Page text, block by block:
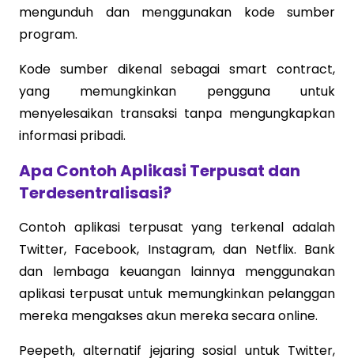
mengunduh dan menggunakan kode sumber
program.
Kode sumber dikenal sebagai smart contract,
yang memungkinkan pengguna untuk
menyelesaikan transaksi tanpa mengungkapkan
informasi pribadi.
Apa Contoh Aplikasi Terpusat dan
Terdesentralisasi?
Contoh aplikasi terpusat yang terkenal adalah
Twitter, Facebook, Instagram, dan Netflix. Bank
dan lembaga keuangan lainnya menggunakan
aplikasi terpusat untuk memungkinkan pelanggan
mereka mengakses akun mereka secara online.
Peepeth, alternatif jejaring sosial untuk Twitter,